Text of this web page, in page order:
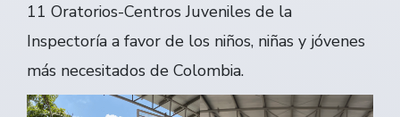
11 Oratorios-Centros Juveniles de la
Inspectoría a favor de los niños, niñas y jóvenes
más necesitados de Colombia.